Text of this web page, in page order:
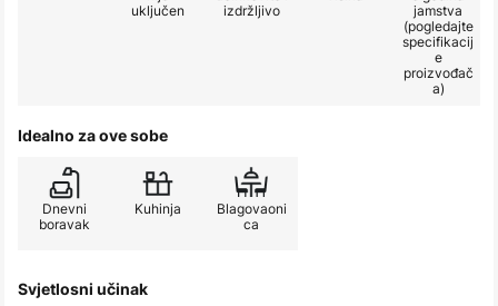
uključen
izdržljivo
jamstva
(pogledajte
specifikacij
e
proizvođač
a)
Idealno za ove sobe
Dnevni
boravak
Kuhinja
Blagovaoni
ca
Svjetlosni učinak